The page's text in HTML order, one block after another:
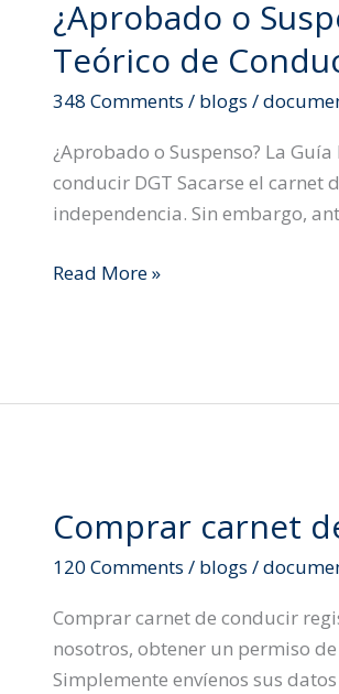
¿Aprobado o
Teórico de
348 Comments / blogs /
¿Aprobado o Suspenso? La
conducir DGT Sacarse el
independencia. Sin embargo,
¿Aprobado
o
Suspenso?
La
Definitiva
para
Superar
Examen
en
carnet
de
DGT
Read More »
Comprar carnet
120 Comments / blogs /
Comprar carnet de conducir
nosotros, obtener un permiso
Simplemente envíenos sus
Comprar
de
conducir
registrado
Aquí